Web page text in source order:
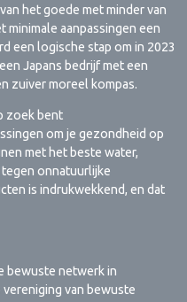
het goede met minder van
minimale aanpassingen een
een logische stap om in 2023
Japans bedrijf met een
zuiver moreel kompas.
zoek bent
om je gezondheid op
met het beste water,
onnatuurlijke
is indrukwekkend, en dat
bewuste netwerk in
van bewuste